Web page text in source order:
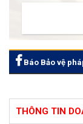
Báo Bảo vệ
THÔNG TIN